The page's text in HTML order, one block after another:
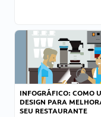
INFOGRÁFICO: COMO
DESIGN PARA
SEU RESTAURANTE